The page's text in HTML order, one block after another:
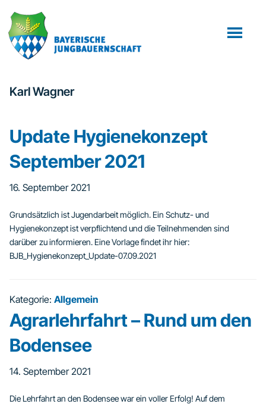
Inhalt
springen
Fußzeile
springen
Karl Wagner
Update Hygienekonzept
September 2021
16. September 2021
Grundsätzlich ist Jugendarbeit möglich. Ein Schutz- und
Hygienekonzept ist verpflichtend und die Teilnehmenden sind
darüber zu informieren. Eine Vorlage findet ihr hier:
BJB_Hygienekonzept_Update-07.09.2021
Kategorie: Allgemein
Agrarlehrfahrt – Rund um den
Bodensee
14. September 2021
Die Lehrfahrt an den Bodensee war ein voller Erfolg! Auf dem